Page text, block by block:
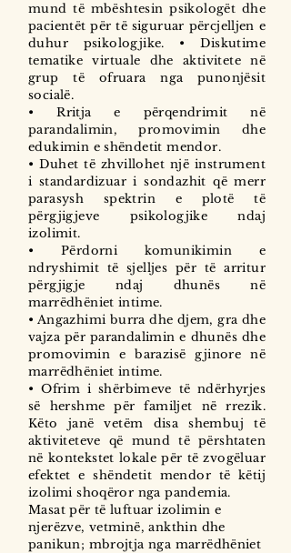
mund të mbështesin psikologët dhe
pacientët për të siguruar përcjelljen e
duhur psikologjike. • Diskutime
tematike virtuale dhe aktivitete në
grup të ofruara nga punonjësit
socialë.
• Rritja e përqendrimit në
parandalimin, promovimin dhe
edukimin e shëndetit mendor.
• Duhet të zhvillohet një instrument
i standardizuar i sondazhit që merr
parasysh spektrin e plotë të
përgjigjeve psikologjike ndaj
izolimit.
• Përdorni komunikimin e
ndryshimit të sjelljes për të arritur
përgjigje ndaj dhunës në
marrëdhëniet intime.
• Angazhimi burra dhe djem, gra dhe
vajza për parandalimin e dhunës dhe
promovimin e barazisë gjinore në
marrëdhëniet intime.
• Ofrim i shërbimeve të ndërhyrjes
së hershme për familjet në rrezik.
Këto janë vetëm disa shembuj të
aktiviteteve që mund të përshtaten
në kontekstet lokale për të zvogëluar
efektet e shëndetit mendor të këtij
izolimi shoqëror nga pandemia.
Masat për të luftuar izolimin e
njerëzve, vetminë, ankthin dhe
panikun; mbrojtja nga marrëdhëniet